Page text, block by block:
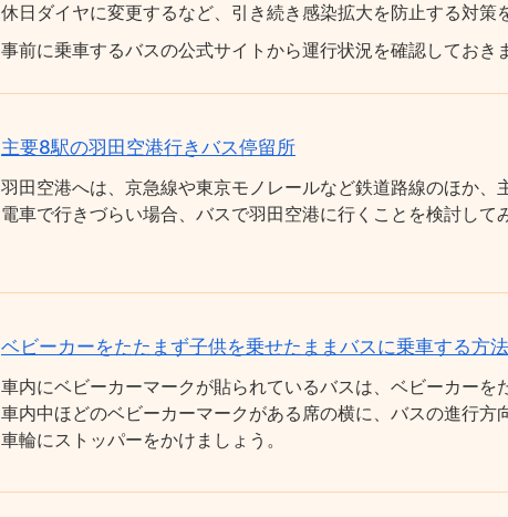
休日ダイヤに変更するなど、引き続き感染拡大を防止する対策
事前に乗車するバスの公式サイトから運行状況を確認しておき
主要8駅の羽田空港行きバス停留所
羽田空港へは、京急線や東京モノレールなど鉄道路線のほか、
電車で行きづらい場合、バスで羽田空港に行くことを検討して
ベビーカーをたたまず子供を乗せたままバスに乗車する方法
車内にベビーカーマークが貼られているバスは、ベビーカーを
車内中ほどのベビーカーマークがある席の横に、バスの進行
車輪にストッパーをかけましょう。